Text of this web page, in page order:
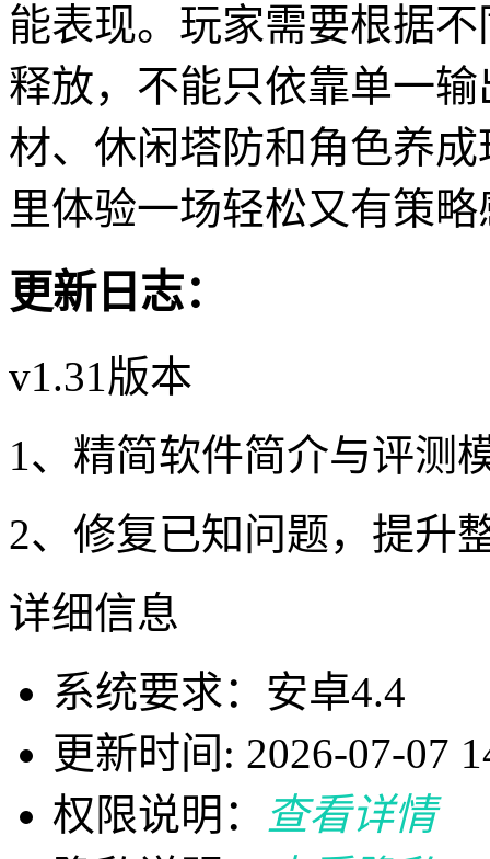
能表现。玩家需要根据
释放，不能只依靠单一
材、休闲塔防和角色养
里体验一场轻松又有策
更新日志：
v1.31版本
1、精简软件简介与评测
2、修复已知问题，提升
详细信息
系统要求：安卓4.4
更新时间: 2026-07-07
权限说明：
查看详情